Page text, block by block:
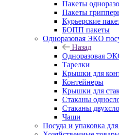
Пакеты
Пакеты
Курьерские
БОПП пакеты
Одноразовая ЭКО
Назад
Одноразовая
Тарелки
Крышки для
Контейнеры
Крышки для
Стаканы
Стаканы
Чаши
Посуда и упаковка